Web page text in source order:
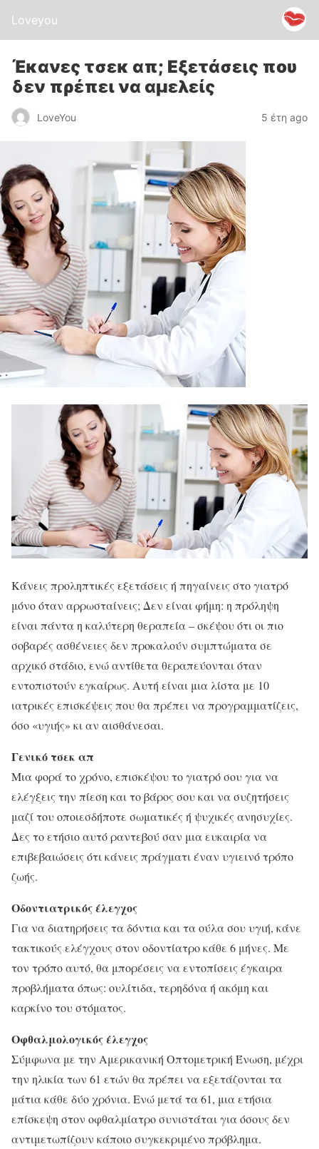
Loveyou
Έκανες τσεκ απ; Εξετάσεις που
δεν πρέπει να αμελείς
LoveYou 5 έτη ago
Κάνεις προληπτικές εξετάσεις ή πηγαίνεις στο γιατρό
μόνο όταν αρρωσταίνεις; Δεν είναι φήμη: η πρόληψη
είναι πάντα η καλύτερη θεραπεία – σκέψου ότι οι πιο
σοβαρές ασθένειες δεν προκαλούν συμπτώματα σε
αρχικό στάδιο, ενώ αντίθετα θεραπεύονται όταν
εντοπιστούν εγκαίρως. Αυτή είναι μια λίστα με 10
ιατρικές επισκέψεις που θα πρέπει να προγραμματίζεις,
όσο «υγιής» κι αν αισθάνεσαι.
Γενικό τσεκ απ
Μια φορά το χρόνο, επισκέψου το γιατρό σου για να
ελέγξεις την πίεση και το βάρος σου και να συζητήσεις
μαζί του οποιεσδήποτε σωματικές ή ψυχικές ανησυχίες.
Δες το ετήσιο αυτό ραντεβού σαν μια ευκαιρία να
επιβεβαιώσεις ότι κάνεις πράγματι έναν υγιεινό τρόπο
ζωής.
Οδοντιατρικός έλεγχος
Για να διατηρήσεις τα δόντια και τα ούλα σου υγιή, κάνε
τακτικούς ελέγχους στον οδοντίατρο κάθε 6 μήνες. Με
τον τρόπο αυτό, θα μπορέσεις να εντοπίσεις έγκαιρα
προβλήματα όπως: ουλίτιδα, τερηδόνα ή ακόμη και
καρκίνο του στόματος.
Οφθαλμολογικός έλεγχος
Σύμφωνα με την Αμερικανική Οπτομετρική Ένωση, μέχρι
την ηλικία των 61 ετών θα πρέπει να εξετάζονται τα
μάτια κάθε δύο χρόνια. Ενώ μετά τα 61, μια ετήσια
επίσκεψη στον οφθαλμίατρο συνιστάται για όσους δεν
αντιμετωπίζουν κάποιο συγκεκριμένο πρόβλημα.